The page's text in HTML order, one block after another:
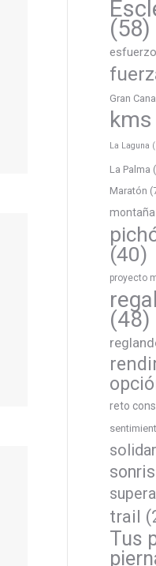
(58)
esfuerzo
Gran
La Laguna
La Palma
Maratón
montaña
(40)
proyecto
(48)
reto
trail
Tus